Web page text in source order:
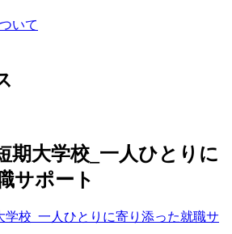
いて
期大学校_一人ひとりに
サポート